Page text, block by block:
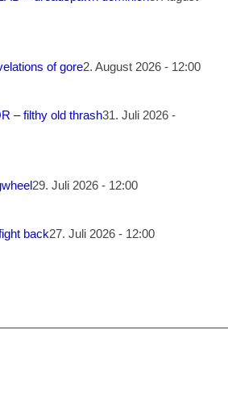
of gore2. August 2026 - 12:00
– filthy old thrash31. Juli 2026 -
29. Juli 2026 - 12:00
back27. Juli 2026 - 12:00